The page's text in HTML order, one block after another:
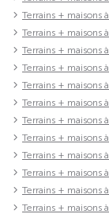
Terrains + maisons
Terrains + maisons
Terrains + maisons
Terrains + maisons
Terrains + maisons
Terrains + maisons
Terrains + maisons
Terrains + maisons
Terrains + maisons
Terrains + maisons
Terrains + maisons
Terrains + maisons